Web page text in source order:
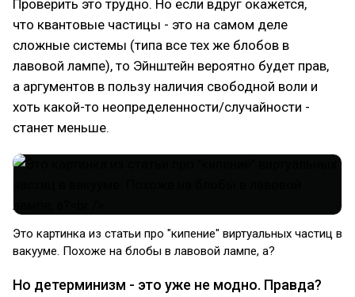
Проверить это трудно. Но если вдруг окажется,
что квантовые частицы - это на самом деле
сложные системы (типа все тех же блобов в
лавовой лампе), то Эйнштейн вероятно будет прав,
а аргументов в пользу наличия свободной воли и
хоть какой-то неопределенности/случайности -
станет меньше.
Это картинка из статьи про "кипение" виртуальных частиц в
вакууме. Похоже на блобы в лавовой лампе, а?
Но детерминизм - это уже не модно. Правда?